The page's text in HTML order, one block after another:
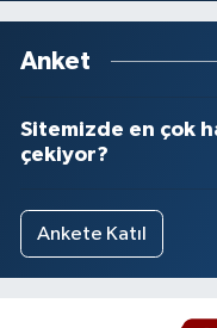
Anket
Sitemizde en çok
çekiyor?
Ankete Katıl